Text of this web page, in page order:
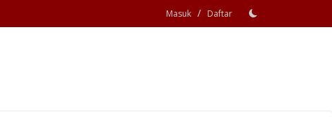
Masuk / Daftar